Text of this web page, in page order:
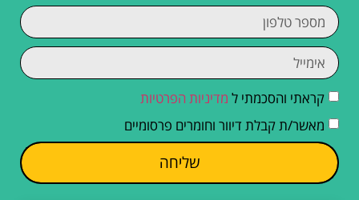
קראתי והסכמתי ל מדיניות הפרטיות
מאשר/ת קבלת דיוור וחומרים פרסומיים
שליחה